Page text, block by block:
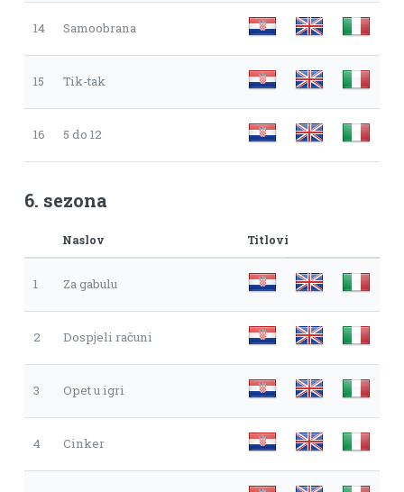
14 Samoobrana
15 Tik-tak
16 5 do 12
6. sezona
Naslov Titlovi
1 Za gabulu
2 Dospjeli računi
3 Opet u igri
4 Cinker